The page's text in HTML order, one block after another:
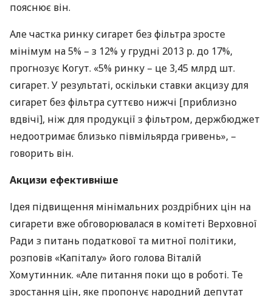
пояснює він.
Але частка ринку сигарет без фільтра зросте
мінімум на 5% – з 12% у грудні 2013 р. до 17%,
прогнозує Когут. «5% ринку – це 3,45 млрд шт.
сигарет. У результаті, оскільки ставки акцизу для
сигарет без фільтра суттєво нижчі [приблизно
вдвічі], ніж для продукції з фільтром, держбюджет
недоотримає близько півмільярда гривень», –
говорить він.
Акцизи ефективніше
Ідея підвищення мінімальних роздрібних цін на
сигарети вже обговорювалася в комітеті Верховної
Ради з питань податкової та митної політики,
розповів «Капіталу» його голова Віталій
Хомутинник. «Але питання поки що в роботі. Те
зростання цін, яке пропонує народний депутат